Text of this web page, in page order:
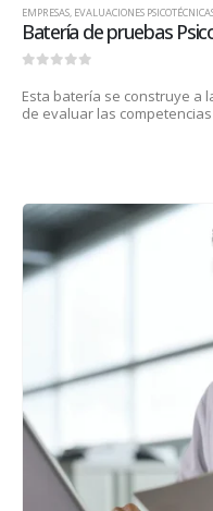
EMPRESAS, EVALUACIONES
Batería de pruebas
Esta batería se construye a
de evaluar las